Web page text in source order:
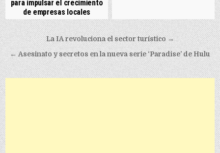
para impulsar el crecimiento
de empresas locales
Post navigation
La IA revoluciona el sector turístico →
← Asesinato y secretos en la nueva serie ‘Paradise’ de Hulu